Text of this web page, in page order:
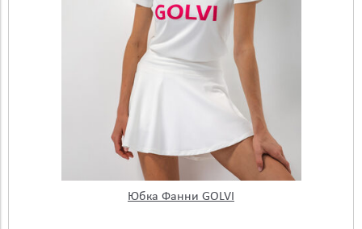
Юбка Фанни GOLVI